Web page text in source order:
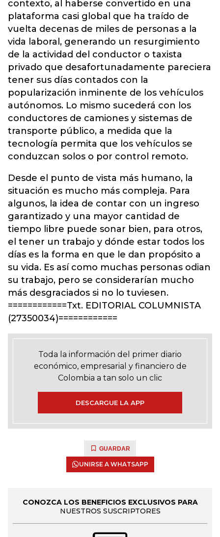
contexto, al haberse convertido en una
plataforma casi global que ha traído de
vuelta decenas de miles de personas a la
vida laboral, generando un resurgimiento
de la actividad del conductor o taxista
privado que desafortunadamente pareciera
tener sus días contados con la
popularización inminente de los vehículos
autónomos. Lo mismo sucederá con los
conductores de camiones y sistemas de
transporte público, a medida que la
tecnología permita que los vehículos se
conduzcan solos o por control remoto.
Desde el punto de vista más humano, la
situación es mucho más compleja. Para
algunos, la idea de contar con un ingreso
garantizado y una mayor cantidad de
tiempo libre puede sonar bien, para otros,
el tener un trabajo y dónde estar todos los
días es la forma en que le dan propósito a
su vida. Es así como muchas personas odian
su trabajo, pero se considerarían mucho
más desgraciados si no lo tuviesen.
============Txt. EDITORIAL COLUMNISTA
(27350034)============
Toda la información del primer diario
económico, empresarial y financiero de
Colombia a tan solo un clic
DESCARGUE LA APP
GUARDAR
UNIRSE A WHATSAPP
CONOZCA LOS BENEFICIOS EXCLUSIVOS PARA
NUESTROS SUSCRIPTORES